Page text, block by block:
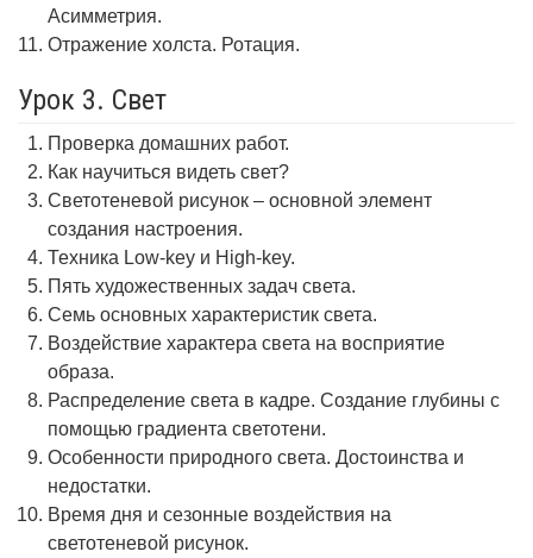
Асимметрия.
Отражение холста. Ротация.
Урок 3. Свет
Проверка домашних работ.
Как научиться видеть свет?
Светотеневой рисунок – основной элемент
создания настроения.
Техника Low-key и High-key.
Пять художественных задач света.
Семь основных характеристик света.
Воздействие характера света на восприятие
образа.
Распределение света в кадре. Создание глубины с
помощью градиента светотени.
Особенности природного света. Достоинства и
недостатки.
Время дня и сезонные воздействия на
светотеневой рисунок.